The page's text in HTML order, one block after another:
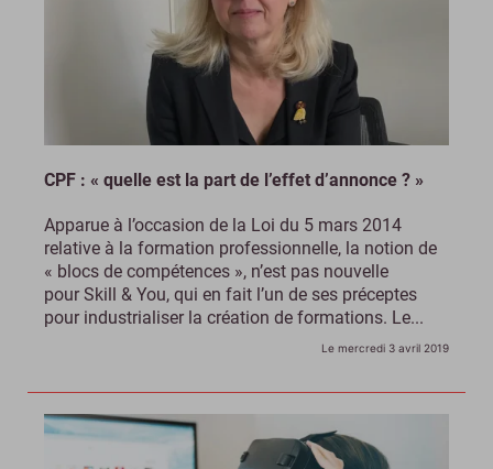
CPF : « quelle est la part de l’effet d’annonce ? »
Apparue à l’occasion de la Loi du 5 mars 2014
relative à la formation professionnelle, la notion de
« blocs de compétences », n’est pas nouvelle
pour Skill & You, qui en fait l’un de ses préceptes
pour industrialiser la création de formations. Le...
Le mercredi 3 avril 2019